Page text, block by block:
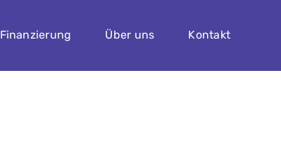
Finanzierung Über uns Kontakt